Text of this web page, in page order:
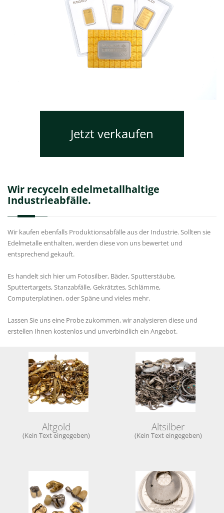
Jetzt verkaufen
Wir recyceln edelmetallhaltige
Industrieabfälle.
Wir kaufen ebenfalls Produktionsabfälle aus der Industrie. Sollten sie
Edelmetalle enthalten, werden diese von uns bewertet und
entsprechend gekauft.
Es handelt sich hier um Fotosilber, Bäder, Sputterstäube,
Sputtertargets, Stanzabfälle, Gekrätztes, Schlämme,
Computerplatinen, oder Späne und vieles mehr.
Lassen Sie uns eine Probe zukommen, wir analysieren diese und
erstellen Ihnen kostenlos und unverbindlich ein Angebot.
Altgold
(Kein Text eingegeben)
Altsilber
(Kein Text eingegeben)